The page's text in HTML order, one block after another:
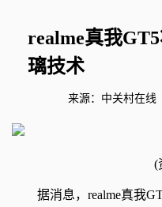
realme真我
璃技术
来源：中关村在线
(
据消息，realme真我